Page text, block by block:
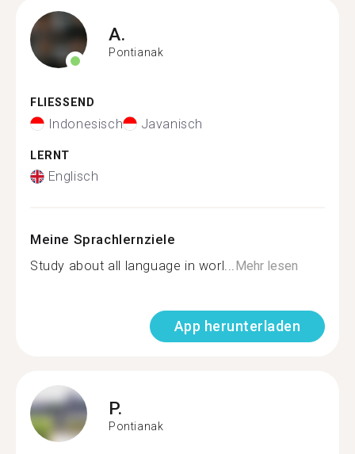
A.
Pontianak
FLIESSEND
Indonesisch Javanisch
LERNT
Englisch
Meine Sprachlernziele
Study about all language in worl...Mehr lesen
App herunterladen
P.
Pontianak